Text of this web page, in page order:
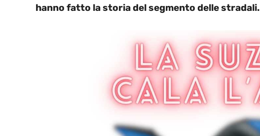
hanno fatto la storia del segmento delle stradali.